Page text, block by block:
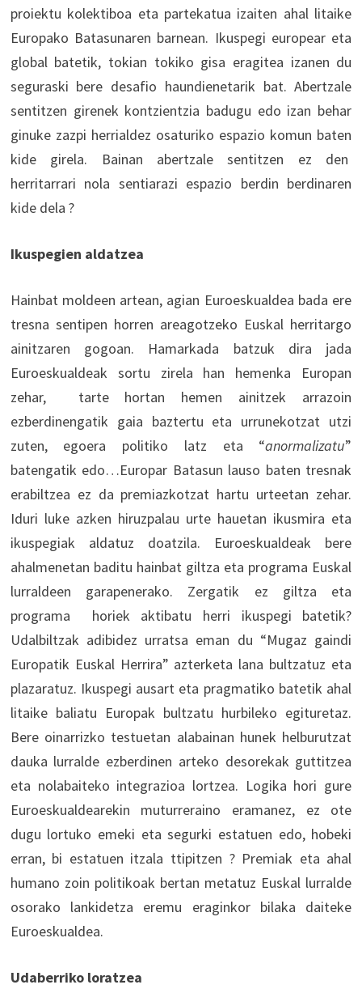
proiektu kolektiboa eta partekatua izaiten ahal litaike
Europako Batasunaren barnean. Ikuspegi europear eta
global batetik, tokian tokiko gisa eragitea izanen du
seguraski bere desafio haundienetarik bat. Abertzale
sentitzen girenek kontzientzia badugu edo izan behar
ginuke zazpi herrialdez osaturiko espazio komun baten
kide girela. Bainan abertzale sentitzen ez den
herritarrari nola sentiarazi espazio berdin berdinaren
kide dela ?
Ikuspegien aldatzea
Hainbat moldeen artean, agian Euroeskualdea bada ere
tresna sentipen horren areagotzeko Euskal herritargo
ainitzaren gogoan. Hamarkada batzuk dira jada
Euroeskualdeak sortu zirela han hemenka Europan
zehar, tarte hortan hemen ainitzek arrazoin
ezberdinengatik gaia baztertu eta urrunekotzat utzi
zuten, egoera politiko latz eta “anormalizatu”
batengatik edo…Europar Batasun lauso baten tresnak
erabiltzea ez da premiazkotzat hartu urteetan zehar.
Iduri luke azken hiruzpalau urte hauetan ikusmira eta
ikuspegiak aldatuz doatzila. Euroeskualdeak bere
ahalmenetan baditu hainbat giltza eta programa Euskal
lurraldeen garapenerako. Zergatik ez giltza eta
programa horiek aktibatu herri ikuspegi batetik?
Udalbiltzak adibidez urratsa eman du “Mugaz gaindi
Europatik Euskal Herrira” azterketa lana bultzatuz eta
plazaratuz. Ikuspegi ausart eta pragmatiko batetik ahal
litaike baliatu Europak bultzatu hurbileko egituretaz.
Bere oinarrizko testuetan alabainan hunek helburutzat
dauka lurralde ezberdinen arteko desorekak guttitzea
eta nolabaiteko integrazioa lortzea. Logika hori gure
Euroeskualdearekin muturreraino eramanez, ez ote
dugu lortuko emeki eta segurki estatuen edo, hobeki
erran, bi estatuen itzala ttipitzen ? Premiak eta ahal
humano zoin politikoak bertan metatuz Euskal lurralde
osorako lankidetza eremu eraginkor bilaka daiteke
Euroeskualdea.
Udaberriko loratzea